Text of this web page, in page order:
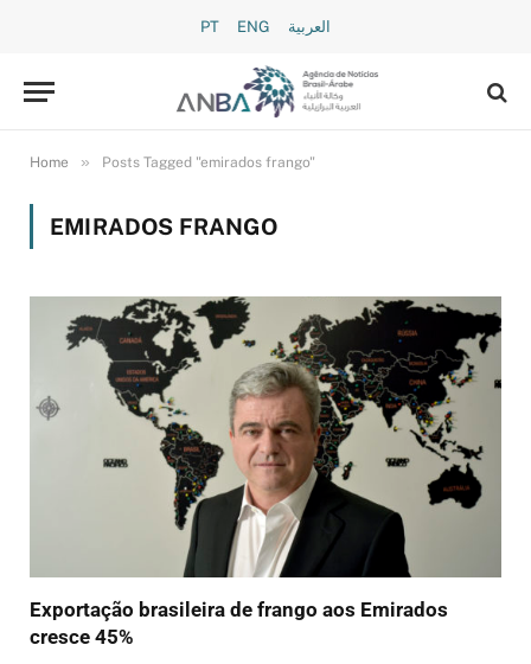
PT ENG العربية
Home » Posts Tagged "emirados frango"
EMIRADOS FRANGO
Exportação brasileira de frango aos Emirados
cresce 45%